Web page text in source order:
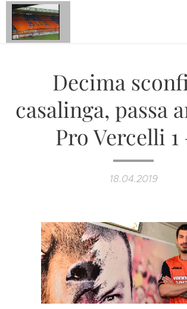
Decima
casalinga, passa
Pro Vercelli 1
18.04.2019